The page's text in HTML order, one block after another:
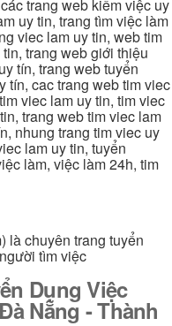
trang web kiếm việc uy
uy tin, trang tìm việc làm
viec lam uy tin, web tim
trang web giới thiệu
tín, trang web tuyển
tín, cac trang web tim viec
viec lam uy tin, tim viec
trang web tim viec lam
nhung trang tim viec uy
lam uy tin, tuyển
làm, việc làm 24h, tim
là chuyên trang tuyển
tìm việc
Dụng Việc
Nẵng - Thành